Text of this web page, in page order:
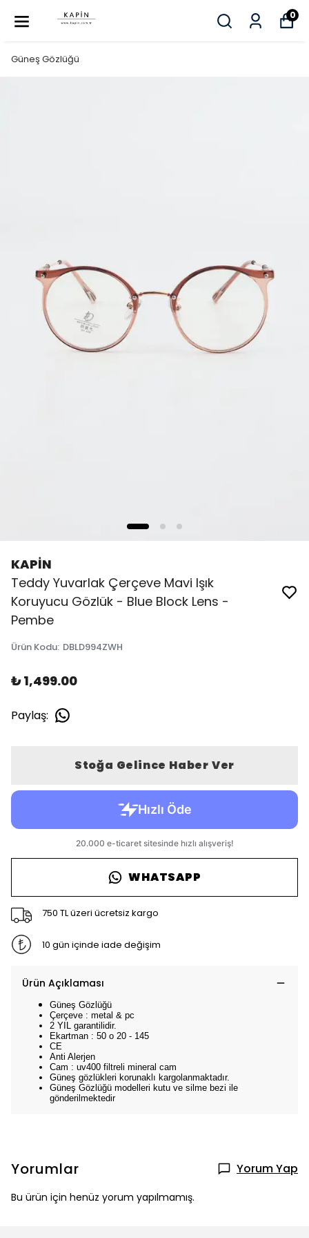
0
Güneş Gözlüğü
KAPİN
Teddy Yuvarlak Çerçeve Mavi Işık
Koruyucu Gözlük - Blue Block Lens -
Pembe
Ürün Kodu: DBLD994ZWH
₺ 1,499.00
Paylaş:
Stoğa Gelince Haber Ver
WHATSAPP
750 TL üzeri ücretsiz kargo
10 gün içinde iade değişim
Ürün Açıklaması
Güneş Gözlüğü
Çerçeve : metal & pc
2 YIL garantilidir.
Ekartman : 50 o 20 - 145
CE
Anti Alerjen
Cam : uv400 filtreli mineral cam
Güneş gözlükleri korunaklı kargolanmaktadır.
Güneş Gözlüğü modelleri kutu ve silme bezi ile
gönderilmektedir
Yorumlar Yorum Yap
Bu ürün için henüz yorum yapılmamış.